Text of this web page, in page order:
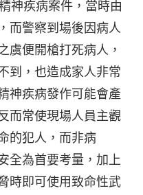
神疾病案件，當時由
而警察到場後因病人
虞便開槍打死病人，
到，也造成家人非常
神疾病發作可能會產
而常使現場人員主觀
的犯人，而非病
全為首要考量，加上
時即可使用致命性武